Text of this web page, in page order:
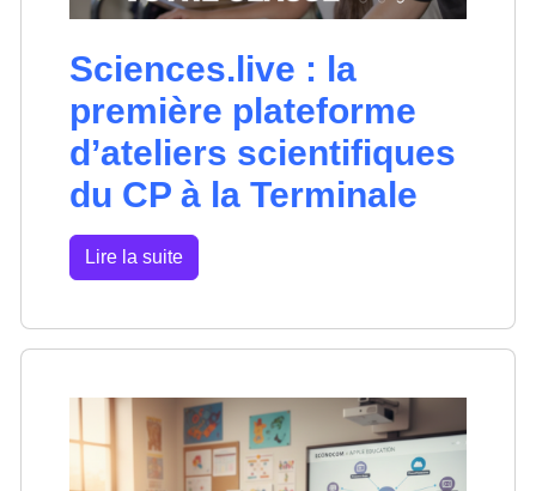
Sciences.live : la
première plateforme
d’ateliers scientifiques
du CP à la Terminale
Lire la suite